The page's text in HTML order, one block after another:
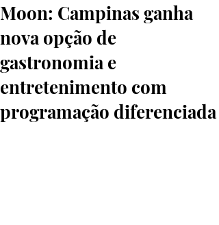
Moon: Campinas ganha
nova opção de
gastronomia e
entretenimento com
programação diferenciada